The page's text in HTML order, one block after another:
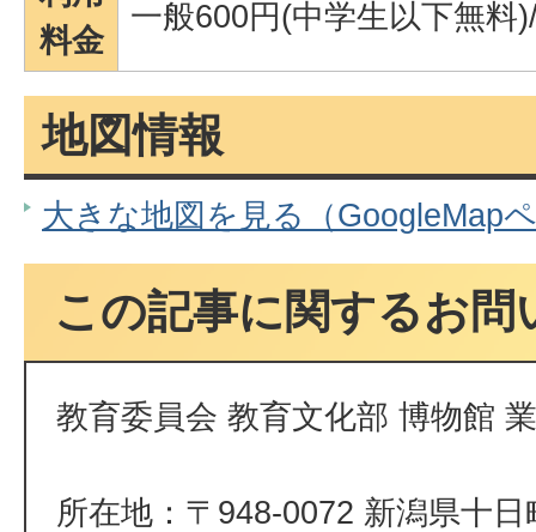
料金
一般600円(中学生以下無料
地図情報
大きな地図を見る（GoogleMap
この記事に関するお問
教育委員会 教育文化部 博物館
所在地：〒948-0072 新潟県十